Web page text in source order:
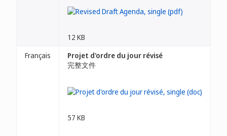
12 KB
Français
Projet d'ordre du jour révisé
完整文件
57 KB